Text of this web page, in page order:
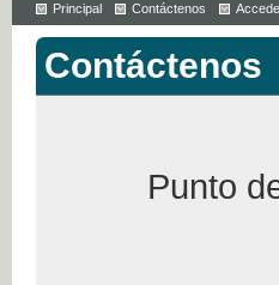
Principal Contáctenos
Contáctenos
Punto de